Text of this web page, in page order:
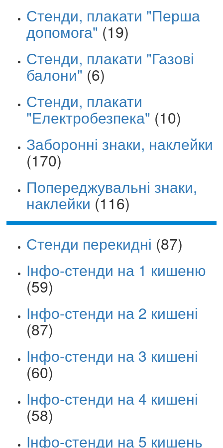
Стенди, плакати "Перша
допомога" (19)
Стенди, плакати "Газові
балони" (6)
Стенди, плакати
"Електробезпека" (10)
Заборонні знаки, наклейки
(170)
Попереджувальні знаки,
наклейки (116)
Стенди перекидні (87)
Інфо-стенди на 1 кишеню
(59)
Інфо-стенди на 2 кишені
(87)
Інфо-стенди на 3 кишені
(60)
Інфо-стенди на 4 кишені
(58)
Інфо-стенди на 5 кишень